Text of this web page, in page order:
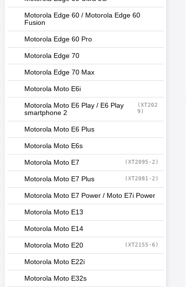
Motorola Edge 60 / Motorola Edge 60
Fusion
Motorola Edge 60 Pro
Motorola Edge 70
Motorola Edge 70 Max
Motorola Moto E6i
Motorola Moto E6 Play / E6 Play
smartphone 2
(XT202
9)
Motorola Moto E6 Plus
Motorola Moto E6s
Motorola Moto E7 (XT2095-2)
Motorola Moto E7 Plus (XT2081-2)
Motorola Moto E7 Power / Moto E7i Power
Motorola Moto E13
Motorola Moto E14
Motorola Moto E20 (XT2155-6)
Motorola Moto E22i
Motorola Moto E32s